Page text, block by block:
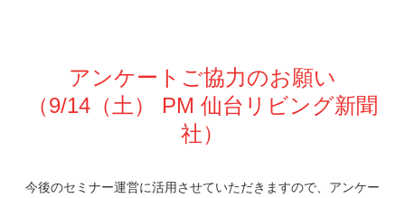
アンケートご協力のお願い
（9/14 （土） PM 仙台リビング新聞
社）
今後のセミナー運営に活⽤させていただきますので、 アンケー